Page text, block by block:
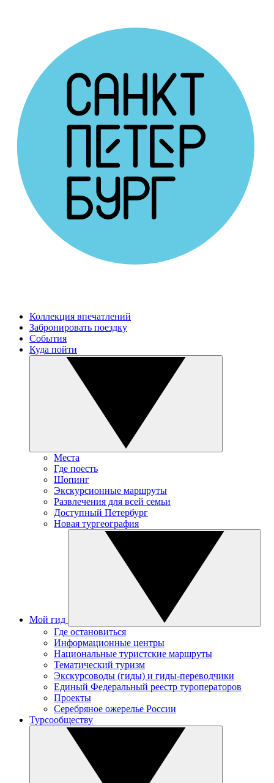
Коллекция впечатлений
Забронировать поездку
События
Куда пойти
Места
Где поесть
Шопинг
Экскурсионные маршруты
Развлечения для всей семьи
Доступный Петербург
Новая тургеография
Мой гид
Где остановиться
Информационные центры
Национальные туристские маршруты
Тематический туризм
Экскурсоводы (гиды) и гиды-переводчики
Единый Федеральный реестр туроператоров
Проекты
Серебряное ожерелье России
Турсообществу